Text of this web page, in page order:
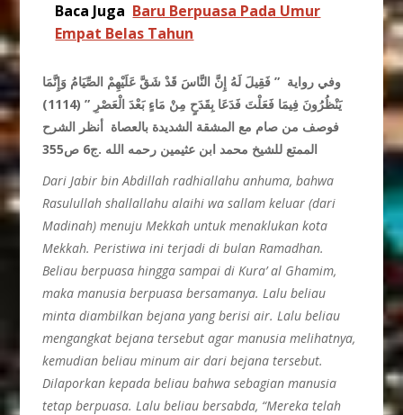
Baca Juga Baru Berpuasa Pada Umur
Empat Belas Tahun
وفي رواية ” فَقِيلَ لَهُ إِنَّ النَّاسَ قَدْ شَقَّ عَلَيْهِمْ الصِّيَامُ وَإِنَّمَا
يَنْظُرُونَ فِيمَا فَعَلْتَ فَدَعَا بِقَدَحٍ مِنْ مَاءٍ بَعْدَ الْعَصْرِ ” (1114)
فوصف من صام مع المشقة الشديدة بالعصاة أنظر الشرح
الممتع للشيخ محمد ابن عثيمين رحمه الله .ج6 ص355
Dari Jabir bin Abdillah radhiallahu anhuma, bahwa
Rasulullah shallallahu alaihi wa sallam keluar (dari
Madinah) menuju Mekkah untuk menaklukan kota
Mekkah. Peristiwa ini terjadi di bulan Ramadhan.
Beliau berpuasa hingga sampai di Kura’ al Ghamim,
maka manusia berpuasa bersamanya. Lalu beliau
minta diambilkan bejana yang berisi air. Lalu beliau
mengangkat bejana tersebut agar manusia melihatnya,
kemudian beliau minum air dari bejana tersebut.
Dilaporkan kepada beliau bahwa sebagian manusia
tetap berpuasa. Lalu beliau bersabda, “Mereka telah